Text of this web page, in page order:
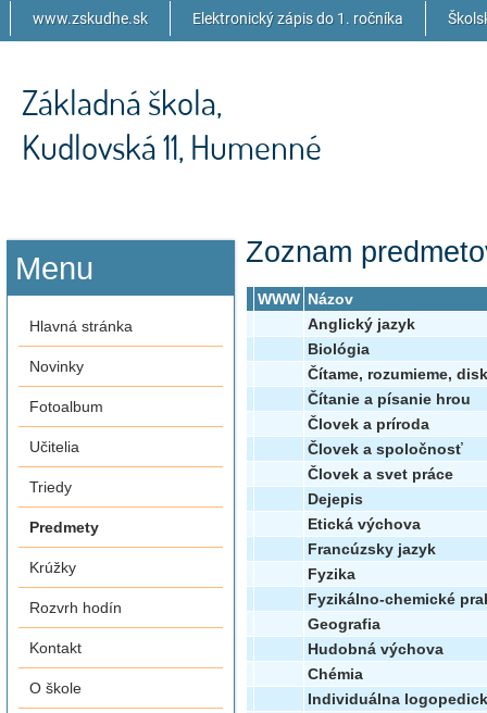
Základná škola,
Kudlovská 11, Humenné
www.zskudhe.sk Elektronický zápis do 1. ročníka
Menu
Hlavná stránka
Novinky
Fotoalbum
Učitelia
Triedy
Predmety
Krúžky
Rozvrh hodín
Kontakt
O škole
Zoznam
WWW Názov
Anglický jazyk
Biológia
Čítame, rozumieme,
Čítanie a písanie hrou
Človek a príroda
Človek a spoločnosť
Človek a svet práce
Dejepis
Etická výchova
Francúzsky jazyk
Fyzika
Fyzikálno-chemické
Geografia
Hudobná výchova
Chémia
Individuálna